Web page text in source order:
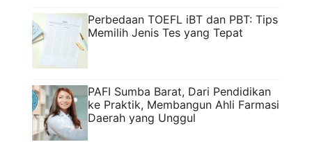
Perbedaan TOEFL iBT dan PBT: Tips
Memilih Jenis Tes yang Tepat
PAFI Sumba Barat, Dari Pendidikan
ke Praktik, Membangun Ahli Farmasi
Daerah yang Unggul